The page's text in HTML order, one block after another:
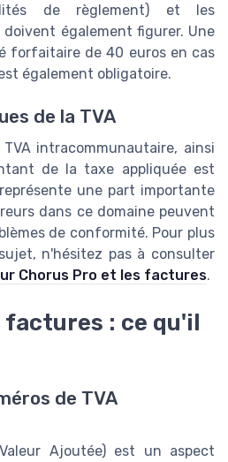
de règlement) et les
également figurer. Une
forfaitaire de 40 euros en cas
également obligatoire.
de la TVA
intracommunautaire, ainsi
de la taxe appliquée est
une part importante
dans ce domaine peuvent
de conformité. Pour plus
n'hésitez pas à consulter
Chorus Pro et les factures.
factures : ce qu'il
de TVA
Ajoutée) est un aspect